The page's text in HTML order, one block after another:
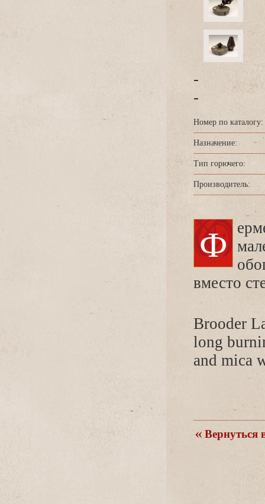
-
-
Номер по каталогу:
Назначение:
Тип горючего:
Производитель:
Фермерская лампа для обогрева брудера (ящика для
место
Brooder
long
and mica
ернуться